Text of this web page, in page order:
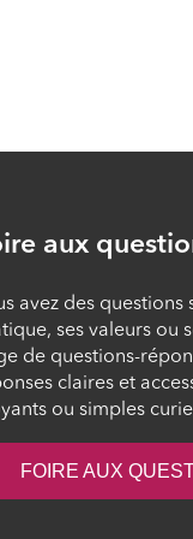
aux
avez des questions
ses valeurs ou
de questions-
claires et
ou simples
FOIRE AUX